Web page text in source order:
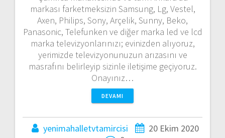
markası farketmeksizin Samsung, Lg, Vestel,
Axen, Philips, Sony, Arçelik, Sunny, Beko,
Panasonic, Telefunken ve diğer marka led ve lcd
marka televizyonlarınızı; evinizden alıyoruz,
yerimizde televizyonunuzun arızasını ve
masrafını belirleyip sizinle iletişime geçiyoruz.
Onayınız…
DEVAMI
yenimahalletvtamircisi
20 Ekim 2020